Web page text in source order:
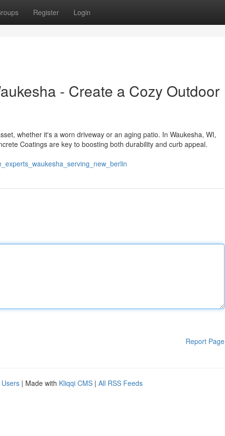
Register Login
- Create a Cozy Outdoor
whether it's a worn driveway or an aging patio. In Waukesha, WI,
Coatings are key to boosting both durability and curb appeal.
Report Page
| Made with Kliqqi CMS | All RSS Feeds